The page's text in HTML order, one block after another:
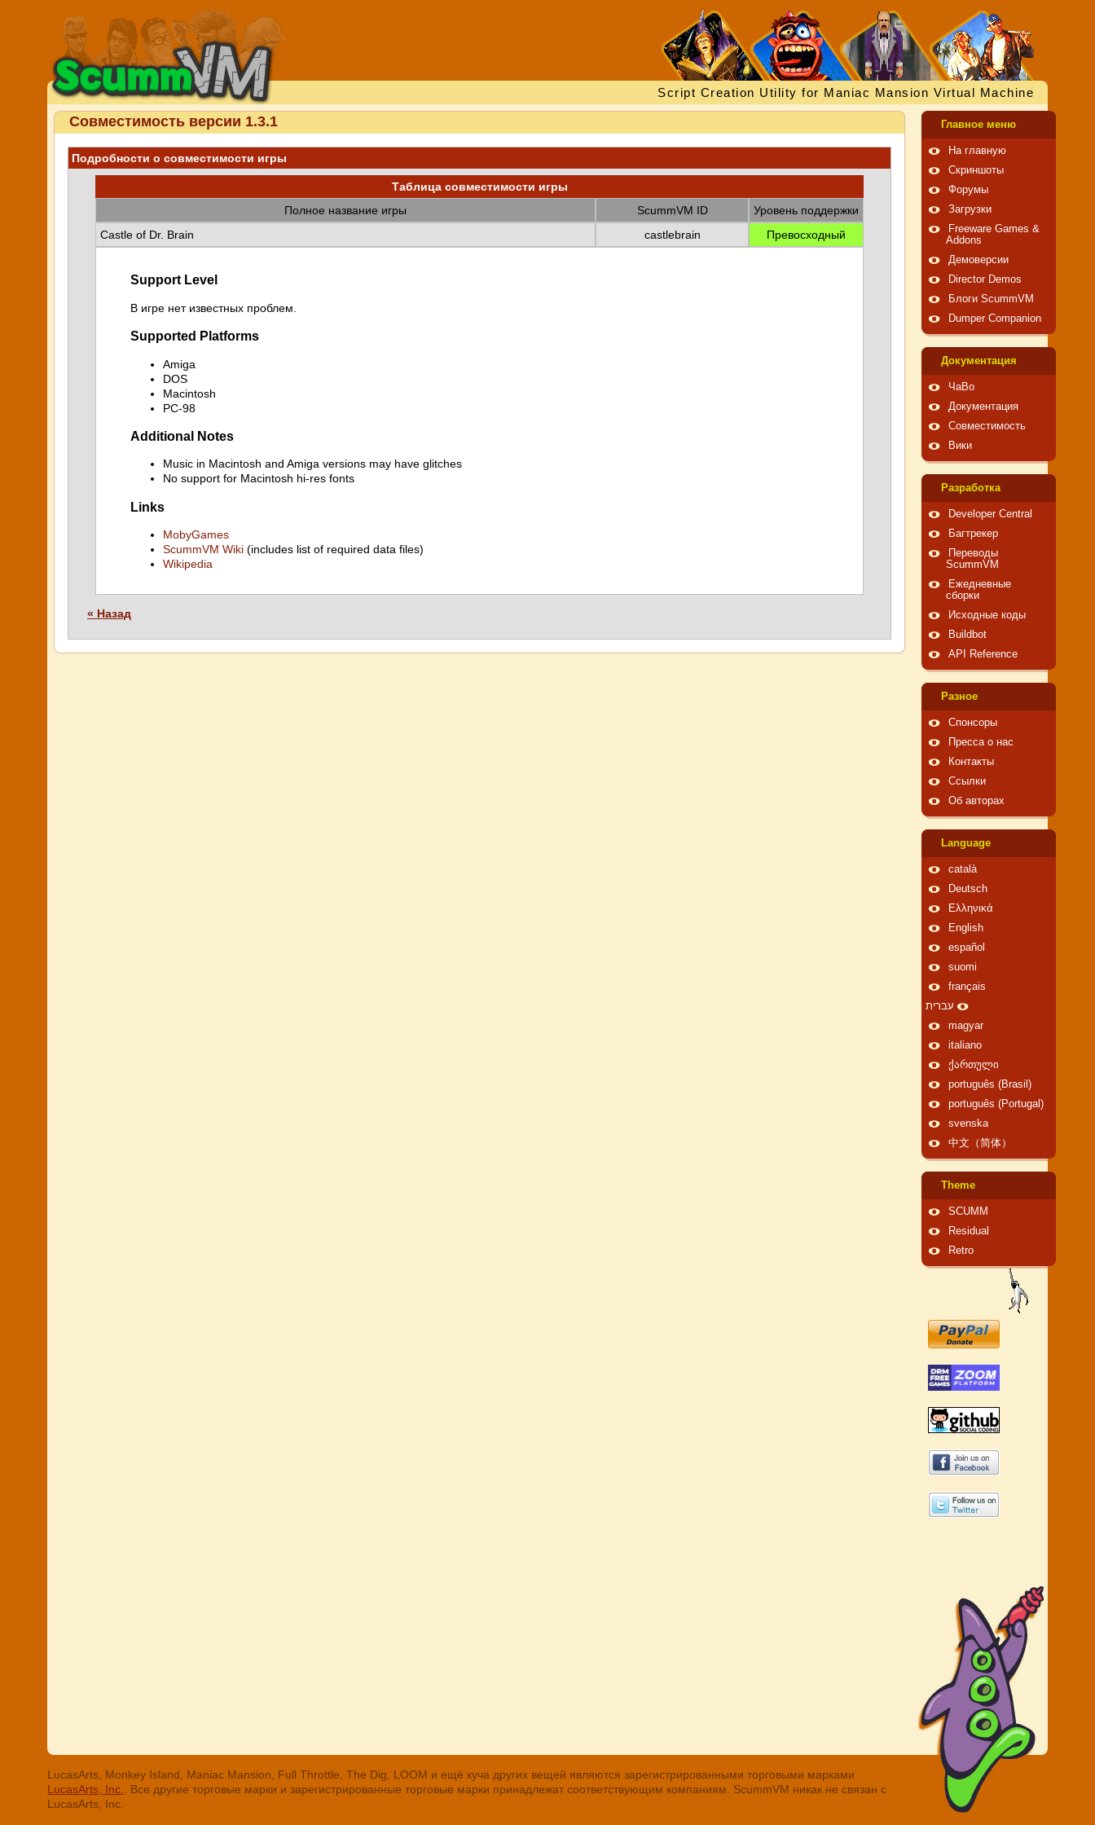
Script Creation Utility for Maniac Mansion Virtual Machine
Совместимость версии 1.3.1
Подробности о совместимости игры
Таблица совместимости игры
Полное название игры
ScummVM ID
Уровень поддержки
Castle of Dr. Brain
castlebrain Превосходный
Support Level
В игре нет известных проблем.
Supported Platforms
Amiga
DOS
Macintosh
PC-98
Additional Notes
Music in Macintosh and Amiga versions may have glitches
No support for Macintosh hi-res fonts
Links
MobyGames
ScummVM Wiki (includes list of required data files)
Wikipedia
« Назад
Главное меню
На главную
Скриншоты
Форумы
Загрузки
Freeware Games &
Addons
Демоверсии
Director Demos
Блоги ScummVM
Dumper Companion
Документация
ЧаВо
Документация
Совместимость
Вики
Pазработка
Developer Central
Багтрекер
Переводы
ScummVM
Ежедневные
сборки
Исходные коды
Buildbot
API Reference
Pазное
Спонсоры
Пресса о нас
Контакты
Ссылки
Об авторах
Language
català
Deutsch
Ελληνικά
English
español
suomi
français
עברית
magyar
italiano
ქართული
português (Brasil)
português (Portugal)
svenska
中文（简体）
Theme
SCUMM
Residual
Retro
LucasArts, Monkey Island, Maniac Mansion, Full Throttle, The Dig, LOOM и ещё куча других вещей являются зарегистрированными торговыми марками
LucasArts, Inc.
. Все другие торговые марки и зарегистрированные торговые марки принадлежат соответствующим компаниям. ScummVM никак не связан с
LucasArts, Inc.